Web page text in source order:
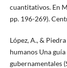
cuantitativos. En
pp. 196-269).
López, A., &
humanos Una
gubernamentales